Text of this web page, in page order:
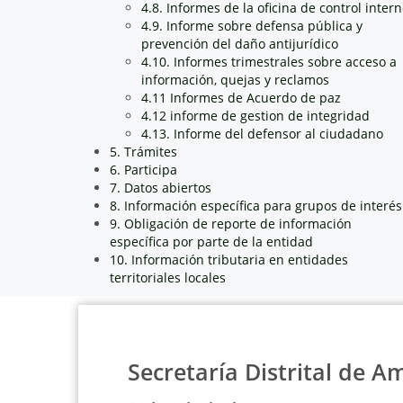
4.8. Informes de la oficina de control
4.9. Informe sobre defensa pública y
prevención del daño antijurídico
4.10. Informes trimestrales sobre acceso a
información, quejas y reclamos
4.11 Informes de Acuerdo de paz
4.12 informe de gestion de integridad
4.13. Informe del defensor al ciudadano
5. Trámites
6. Participa
7. Datos abiertos
8. Información específica para grupos de interés
9. Obligación de reporte de información
específica por parte de la entidad
10. Información tributaria en entidades
territoriales locales
Secretaría Distrital de